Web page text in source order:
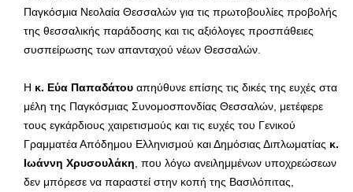
Παγκόσμια Νεολαία Θεσσαλών για τις πρωτοβουλίες προβολής
της θεσσαλικής παράδοσης και τις αξιόλογες προσπάθειες
συσπείρωσης των απανταχού νέων Θεσσαλών.
Η κ. Εύα Παπαδάτου απηύθυνε επίσης τις δικές της ευχές στα
μέλη της Παγκόσμιας Συνομοσπονδίας Θεσσαλών, μετέφερε
τους εγκάρδιους χαιρετισμούς και τις ευχές του Γενικού
Γραμματέα Απόδημου Ελληνισμού και Δημόσιας Διπλωματίας κ.
Ιωάννη Χρυσουλάκη , που λόγω ανειλημμένων υποχρεώσεων
δεν μπόρεσε να παραστεί στην κοπή της Βασιλόπιτας,